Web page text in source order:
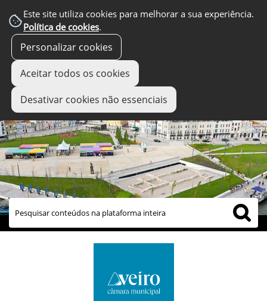
Este site utiliza cookies para melhorar a sua experiência.
Política de cookies.
Personalizar cookies
Aceitar todos os cookies
Desativar cookies não essenciais
links úteis